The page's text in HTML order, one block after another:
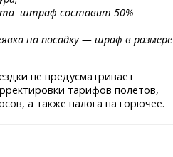
штраф составит 50%
на посадку — шраф в размере
не предусматривает
тарифов полетов,
а также налога на горючее.